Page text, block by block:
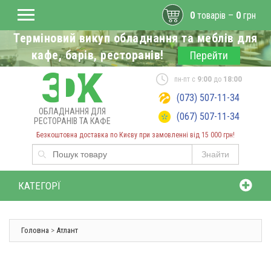
Терміновий викуп обладнання та меблів для
кафе, барів, ресторанів!
Перейти
ОБЛАДНАННЯ ДЛЯ
РЕСТОРАНІВ ТА КАФЕ
Безкоштовна доставка по Києву при замовленні від 15 000 грн!
Знайти
пн-пт с 9:00до 18:00
(073) 507-11-34
(067) 507-11-34
0 товарів – 0 грн
КАТЕГОРЇ
Головна > Атлант